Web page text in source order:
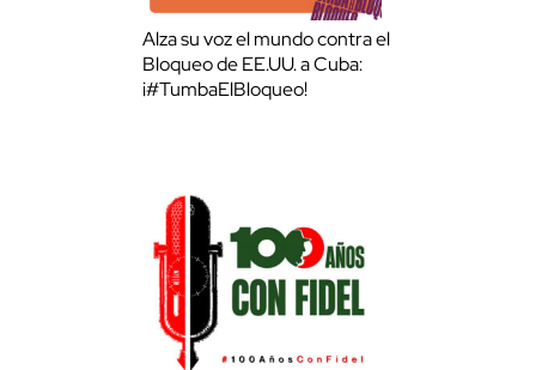
Alza su voz el mundo contra el
Bloqueo de EE.UU. a Cuba:
¡#TumbaElBloqueo!